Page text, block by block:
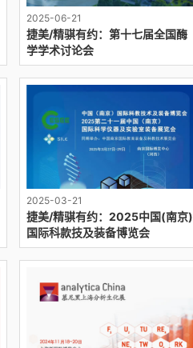
2025-06-21
捷美/精骐有约：第十七届全国酶
学学术讨论会
2025-03-21
捷美/精骐有约：2025中国(南京)
国际科款技及装备博览会
(CESEE)